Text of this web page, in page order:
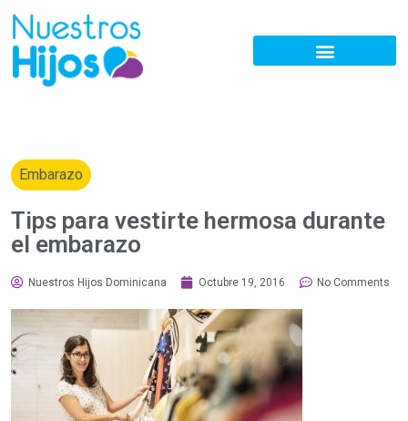
Embarazo
Tips para vestirte hermosa durante
el embarazo
Nuestros Hijos Dominicana Octubre 19, 2016 No Comments